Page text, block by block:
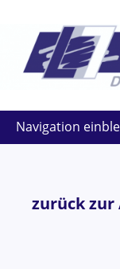
Navigation
zurück zur